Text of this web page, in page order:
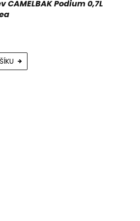
Podium 0,7L